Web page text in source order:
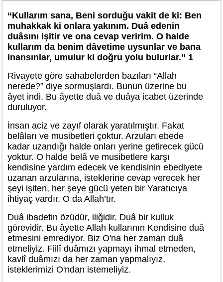
“Kullarım sana, Beni sorduğu vakit de ki: Ben
muhakkak ki onlara yakınım. Duâ edenin
duâsını işitir ve ona cevap veririm. O halde
kullarım da benim dâvetime uysunlar ve bana
inansınlar, umulur ki doğru yolu bulurlar.” 1
Rivayete göre sahabelerden bazıları “Allah
nerede?” diye sormuşlardı. Bunun üzerine bu
âyet indi. Bu âyette duâ ve duâya icabet üzerinde
duruluyor.
İnsan aciz ve zayıf olarak yaratılmıştır. Fakat
belâları ve musibetleri çoktur. Arzuları ebede
kadar uzandığı halde onları yerine getirecek gücü
yoktur. O halde belâ ve musibetlere karşı
kendisine yardım edecek ve kendisinin ebediyete
uzanan arzularına, isteklerine cevap verecek her
şeyi işiten, her şeye gücü yeten bir Yaratıcıya
ihtiyaç vardır. O da Allah’tır.
Duâ ibadetin özüdür, iliğidir. Duâ bir kulluk
görevidir. Bu âyette Allah kullarının Kendisine duâ
etmesini emrediyor. Biz O'na her zaman duâ
etmeliyiz. Fiilî duâmızı yapmayı ihmal etmeden,
kavlî duâmızı da her zaman yapmalıyız,
isteklerimizi O'ndan istemeliyiz.